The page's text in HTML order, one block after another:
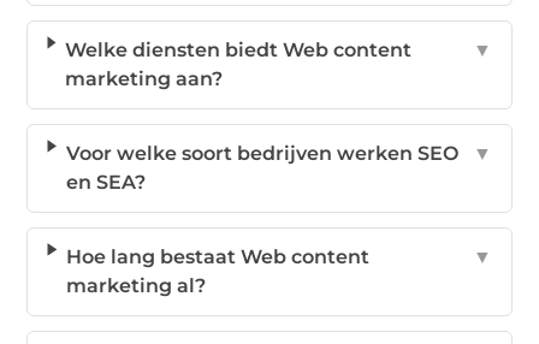
Welke diensten biedt Web content
marketing aan?
▼
Voor welke soort bedrijven werken SEO
en SEA?
▼
Hoe lang bestaat Web content
marketing al?
▼